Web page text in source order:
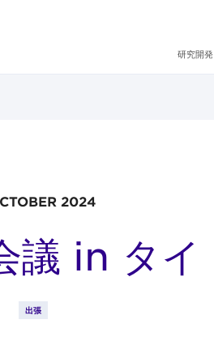
研究開発
2024
議 in タイ
出張